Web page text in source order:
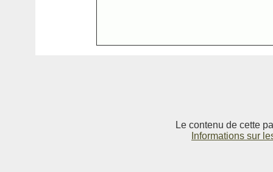
Le contenu de cette
Informations sur